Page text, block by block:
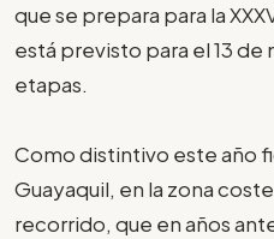
que se prepara para la
está previsto para el 13
etapas.
Como distintivo este año
Guayaquil, en la zona
recorrido, que en años